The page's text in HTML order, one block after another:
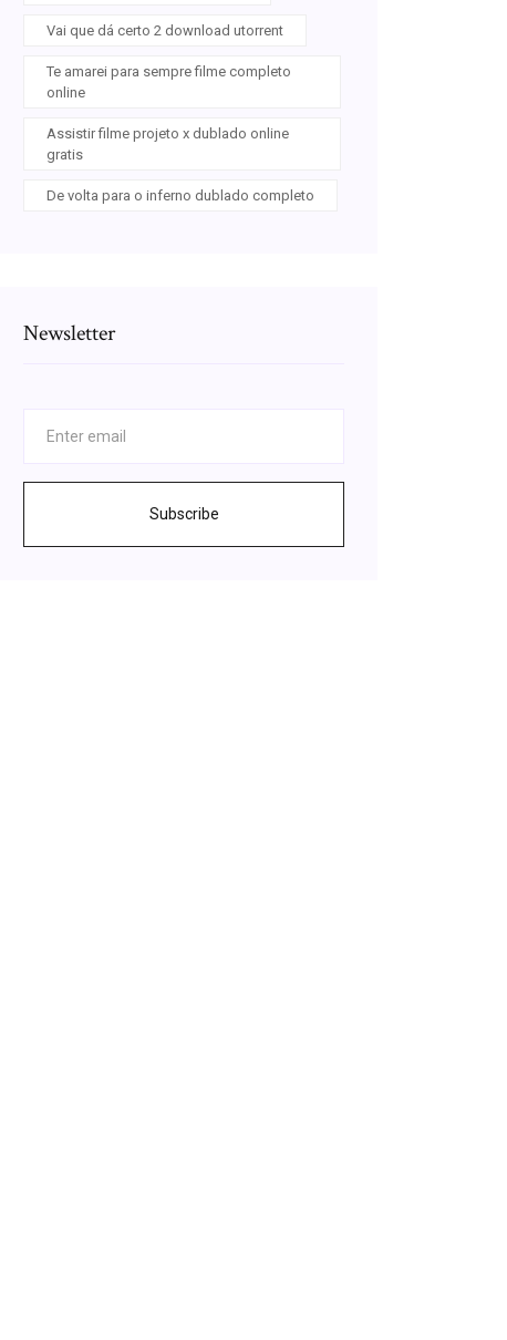
Vai que dá certo 2 download utorrent
Te amarei para sempre filme completo
online
Assistir filme projeto x dublado online
gratis
De volta para o inferno dublado completo
Newsletter
Subscribe